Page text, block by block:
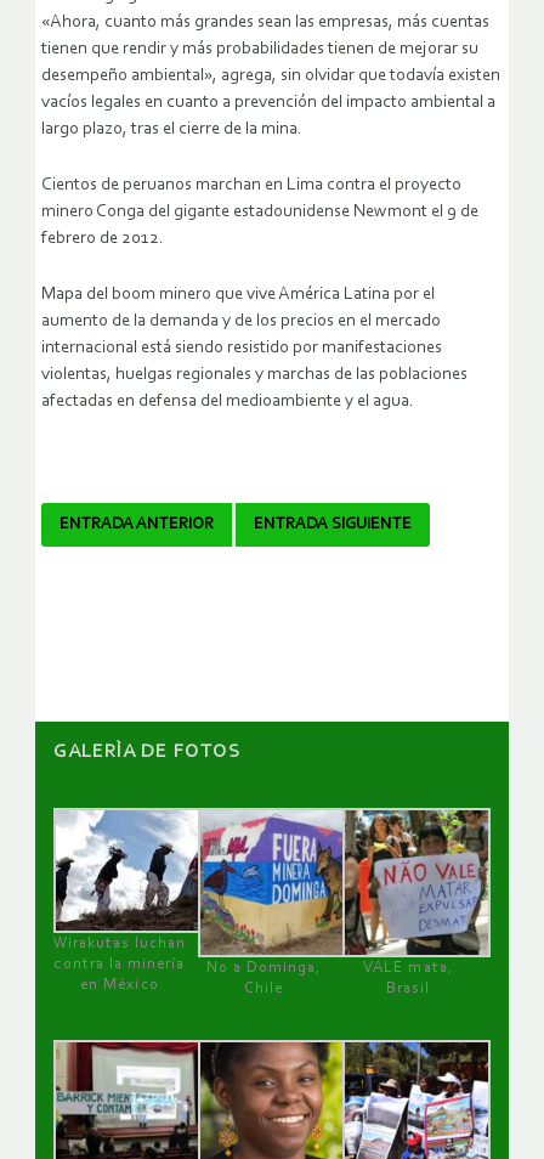
«Ahora, cuanto más grandes sean las empresas, más cuentas
tienen que rendir y más probabilidades tienen de mejorar su
desempeño ambiental», agrega, sin olvidar que todavía existen
vacíos legales en cuanto a prevención del impacto ambiental a
largo plazo, tras el cierre de la mina.
Cientos de peruanos marchan en Lima contra el proyecto
minero Conga del gigante estadounidense Newmont el 9 de
febrero de 2012.
Mapa del boom minero que vive América Latina por el
aumento de la demanda y de los precios en el mercado
internacional está siendo resistido por manifestaciones
violentas, huelgas regionales y marchas de las poblaciones
afectadas en defensa del medioambiente y el agua.
Navegador
ENTRADA ANTERIOR ENTRADA SIGUIENTE
GALERÌA DE FOTOS
Wirakutas luchan
contra la minería
en México
No a Dominga,
Chile
VALE mata,
Brasil